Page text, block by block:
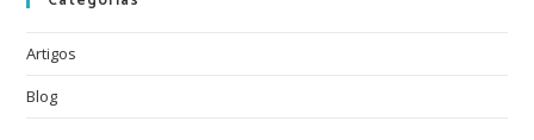
Artigos
Blog